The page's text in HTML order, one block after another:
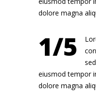
dolore magna
1/5
eiusmod tempor
dolore magna